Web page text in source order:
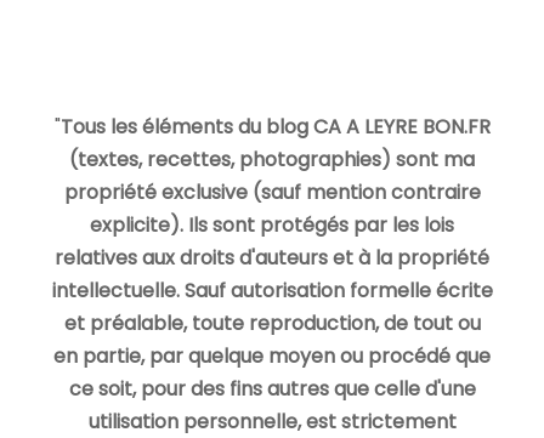
"Tous les éléments du blog CA A LEYRE BON.FR
(textes, recettes, photographies) sont ma
propriété exclusive (sauf mention contraire
explicite). Ils sont protégés par les lois
relatives aux droits d'auteurs et à la propriété
intellectuelle. Sauf autorisation formelle écrite
et préalable, toute reproduction, de tout ou
en partie, par quelque moyen ou procédé que
ce soit, pour des fins autres que celle d'une
utilisation personnelle, est strictement